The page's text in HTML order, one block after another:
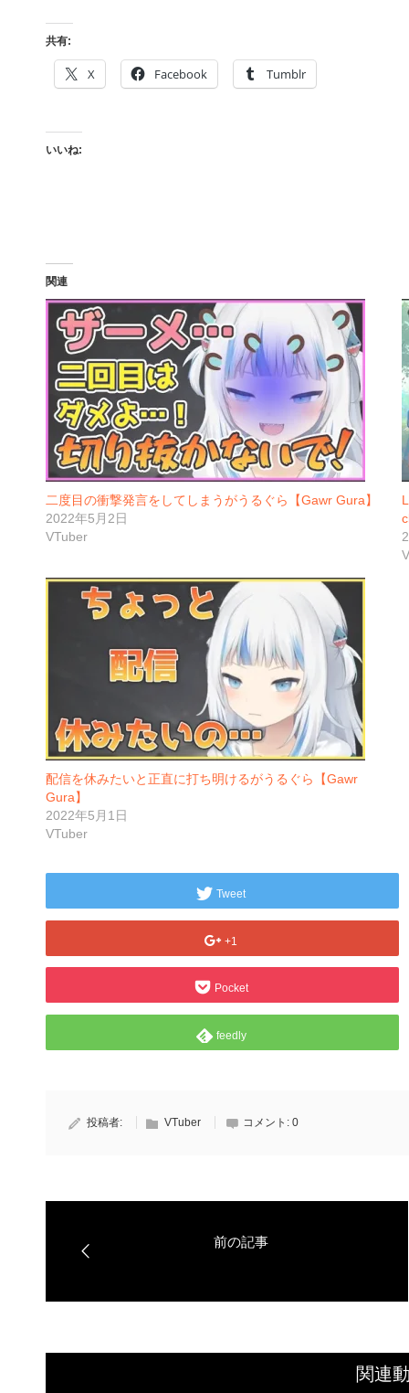
共有:
X Facebook Tumblr
いいね:
関連
二度目の衝撃発言をしてしまうがうるぐら【Gawr Gura】
2022年5月2日
VTuber
配信を休みたいと正直に打ち明けるがうるぐら【Gawr
Gura】
2022年5月1日
VTuber
Tweet
+1
Pocket
feedly
投稿者: VTuber コメント: 0
関連